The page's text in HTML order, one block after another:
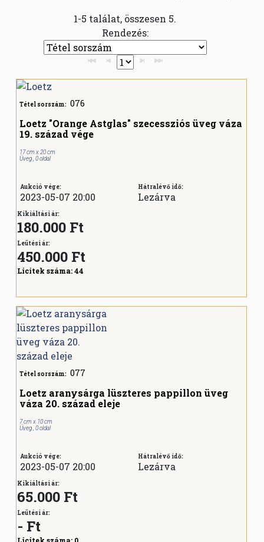
1-5 találat, összesen 5.
Rendezés:
Tétel sorszám: 076
Loetz "Orange Astglas" szecessziós üveg váza
19. század vége
17 cm x 20 cm
Üveg , 0 oldal
Aukció vége:
2023-05-07 20:00
Hátralévő idő:
Lezárva
Kikiáltási ár:
180.000 Ft
Leütési ár:
450.000 Ft
Licitek száma:44
Tétel sorszám: 077
Loetz aranysárga lüszteres pappillon üveg
váza 20. század eleje
7 cm x 10 cm
Üveg , 0 oldal
Aukció vége:
2023-05-07 20:00
Hátralévő idő:
Lezárva
Kikiáltási ár:
65.000 Ft
Leütési ár:
- Ft